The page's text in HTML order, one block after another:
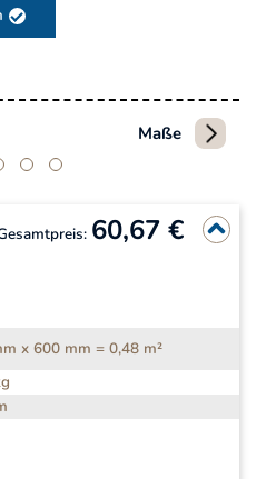
Maße
60,67 €
x 600 mm = 0,48 m²